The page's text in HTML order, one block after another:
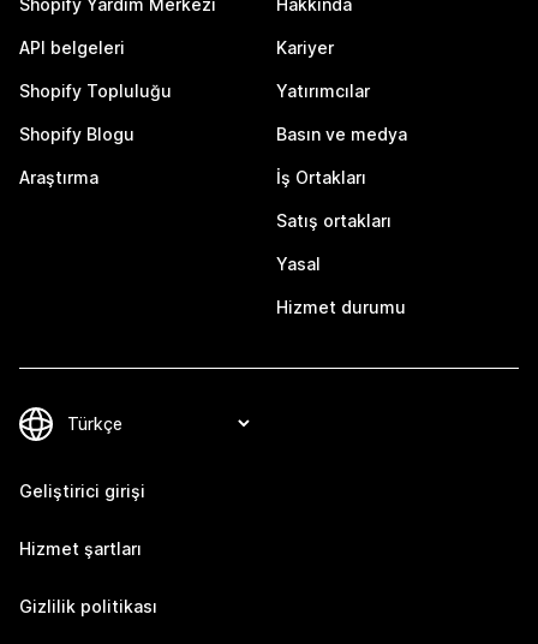
Shopify Yardım Merkezi
API belgeleri
Shopify Topluluğu
Shopify Blogu
Araştırma
Hakkında
Kariyer
Yatırımcılar
Basın ve medya
İş Ortakları
Satış ortakları
Yasal
Hizmet durumu
Geliştirici girişi
Hizmet şartları
Gizlilik politikası